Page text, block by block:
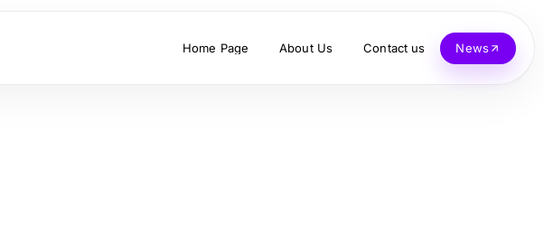
Home Page About Us Contact us News